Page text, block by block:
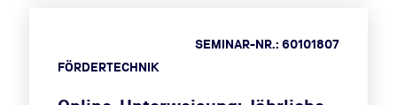
FÖRDERTECHNIK
SEMINAR-NR.: 60101807